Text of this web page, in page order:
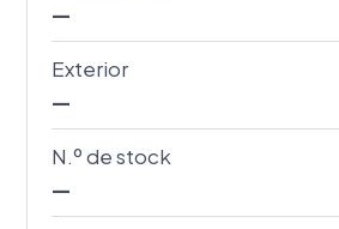
—
Exterior
—
N.º de stock
—